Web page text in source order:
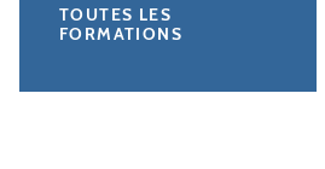
TOUTES LES
FORMATIONS